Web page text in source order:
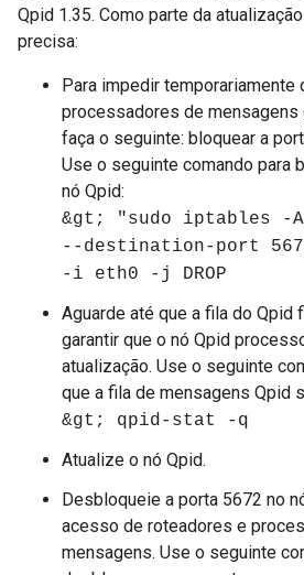
Qpid 1.35. Como parte da
precisa:
Para impedir temporariamente
processadores de mensagens
faça o seguinte: bloquear a
Use o seguinte comando para
nó Qpid:
&gt; "sudo iptables -
--destination-port
-i eth0 -j DROP
Aguarde até que a fila do Qpid
garantir que o nó Qpid
atualização. Use o seguinte
que a fila de mensagens Qpid
&gt; qpid-stat -q
Atualize o nó Qpid.
Desbloqueie a porta 5672 no
acesso de roteadores e
mensagens. Use o seguinte